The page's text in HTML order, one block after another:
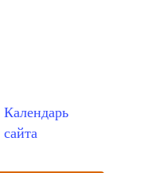
Календарь
сайта